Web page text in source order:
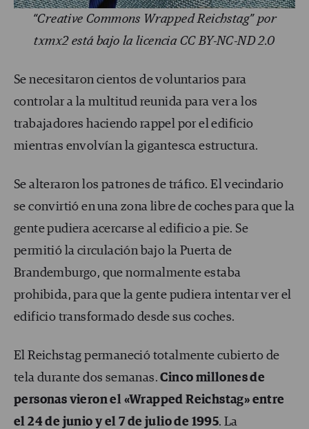
“Creative Commons Wrapped Reichstag” por
txmx2 está bajo la licencia CC BY-NC-ND 2.0
Se necesitaron cientos de voluntarios para
controlar a la multitud reunida para ver a los
trabajadores haciendo rappel por el edificio
mientras envolvían la gigantesca estructura.
Se alteraron los patrones de tráfico. El vecindario
se convirtió en una zona libre de coches para que la
gente pudiera acercarse al edificio a pie. Se
permitió la circulación bajo la Puerta de
Brandemburgo, que normalmente estaba
prohibida, para que la gente pudiera intentar ver el
edificio transformado desde sus coches.
El Reichstag permaneció totalmente cubierto de
tela durante dos semanas.Cinco millones de
personas vieron el «Wrapped Reichstag» entre
el 24 de junio y el 7 de julio de 1995. La